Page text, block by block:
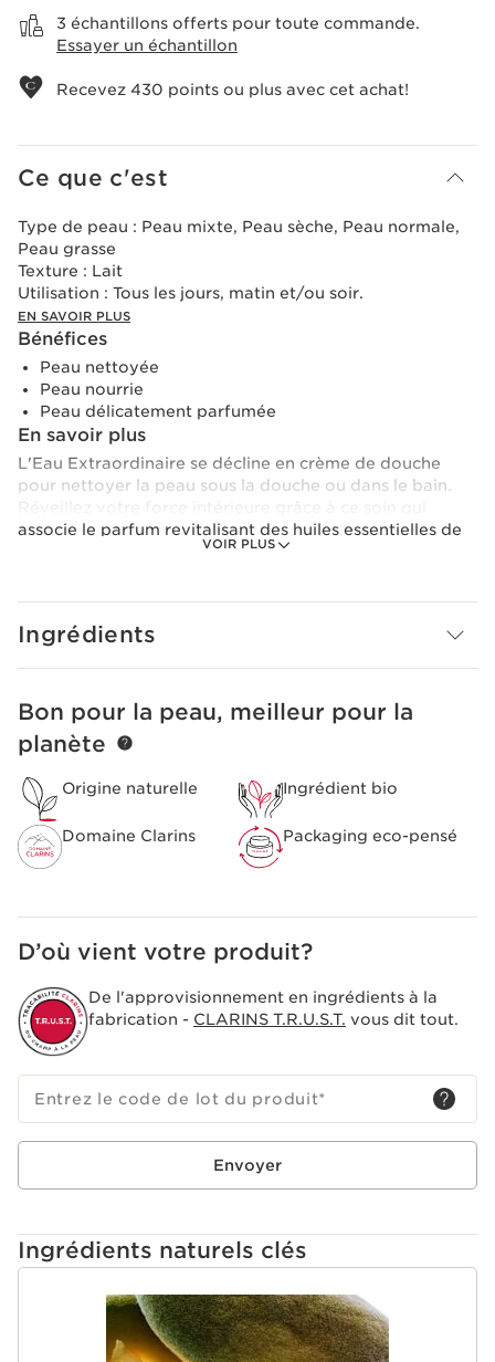
3 échantillons offerts pour toute commande.
Essayer un échantillon
Recevez 430 points ou plus avec cet achat!
Ce que c'est
VOIR PLUS
Type de peau : Peau mixte, Peau sèche, Peau normale,
Peau grasse
Texture : Lait
Utilisation : Tous les jours, matin et/ou soir.
EN SAVOIR PLUS
Bénéfices
Peau nettoyée
Peau nourrie
Peau délicatement parfumée
En savoir plus
L'Eau Extraordinaire se décline en crème de douche
pour nettoyer la peau sous la douche ou dans le bain.
Réveillez votre force intérieure grâce à ce soin qui
associe le parfum revitalisant des huiles essentielles de
l’Eau Extraordinaire à l’huile d’amande douce bio
Innovation et expertise des plantes
Une formule enrichie en huile d’amande douce bio pour
Ingrédients
ALLER AU CONTENU
Bon pour la peau, meilleur pour la
planète
Origine naturelle Ingrédient bio
Domaine Clarins Packaging eco-pensé
D’où vient votre produit?
De l'approvisionnement en ingrédients à la
fabrication - CLARINS T.R.U.S.T. vous dit tout.
Entrez le code de lot du produit*
Envoyer
Ingrédients naturels clés
ALLER AU CONTENU